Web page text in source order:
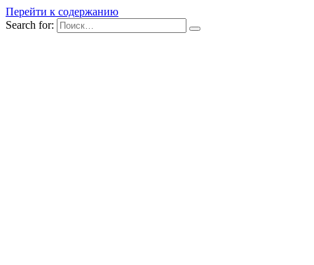
Перейти к содержанию
Search for: